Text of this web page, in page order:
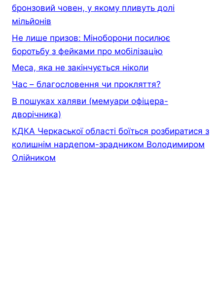
бронзовий човен, у якому пливуть долі
мільйонів
Не лише призов: Міноборони посилює
боротьбу з фейками про мобілізацію
Меса, яка не закінчується ніколи
Час – благословення чи прокляття?
В пошуках халяви (мемуари офiцера-
дворiчника)
КДКА Черкаської області боїться розбиратися з
колишнім нардепом-зрадником Володимиром
Олійником